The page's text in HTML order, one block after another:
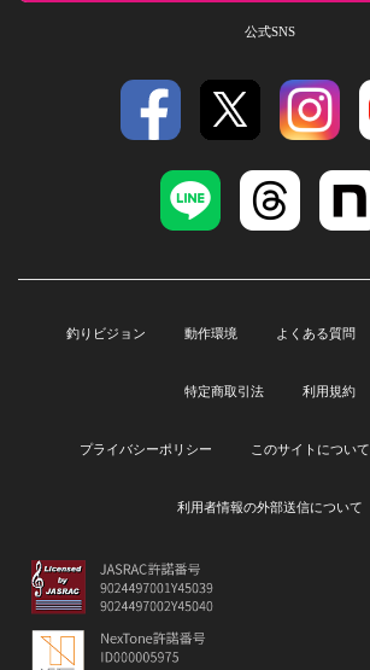
公式SNS
釣りビジョン 動作環境 よくある質問
特定商取引法 利用規約
プライバシーポリシー このサイトについて
利用者情報の外部送信について